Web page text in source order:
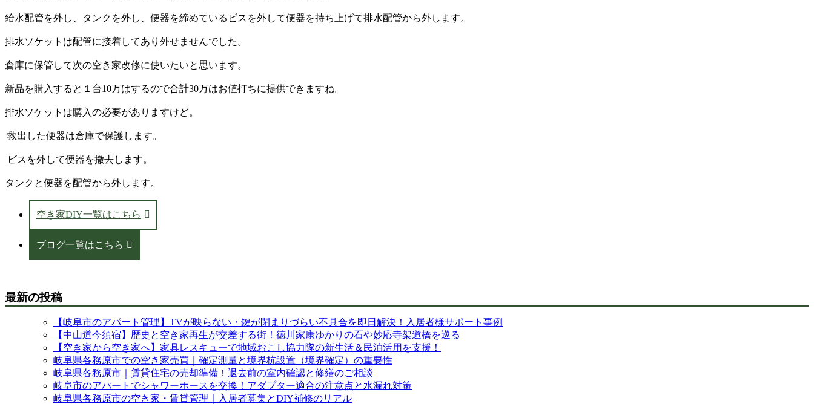
給水配管を外し、タンクを外し、便器を締めているビスを外して便器を持ち上げて排水配管から外します。
排水ソケットは配管に接着してあり外せませんでした。
倉庫に保管して次の空き家改修に使いたいと思います。
新品を購入すると１台10万はするので合計30万はお値打ちに提供できますね。
排水ソケットは購入の必要がありますけど。
救出した便器は倉庫で保護します。
ビスを外して便器を撤去します。
タンクと便器を配管から外します。
空き家DIY一覧はこちら
ブログ一覧はこちら
最新の投稿
【岐阜市のアパート管理】TVが映らない・鍵が閉まりづらい不具合を即日解決！入居者様サポート事例
【中山道今須宿】歴史と空き家再生が交差する街！徳川家康ゆかりの石や妙応寺架道橋を巡る
【空き家から空き家へ】家具レスキューで地域おこし協力隊の新生活＆民泊活用を支援！
岐阜県各務原市での空き家売買｜確定測量と境界杭設置（境界確定）の重要性
岐阜県各務原市｜賃貸住宅の売却準備！退去前の室内確認と修繕のご相談
岐阜市のアパートでシャワーホースを交換！アダプター適合の注意点と水漏れ対策
岐阜県各務原市の空き家・賃貸管理｜入居者募集とDIY補修のリアル